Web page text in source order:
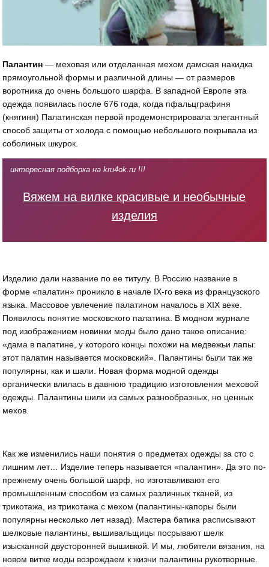
Палантин — меховая или отделанная мехом дамская накидка
прямоугольной формы и различной длины — от размеров
воротника до очень большого шарфа. В западной Европе эта
одежда появилась после 676 года, когда пфальцграфиня
(княгиня) Палатинская первой продемонстрировала элегантный
способ защиты от холода с помощью небольшого покрывала из
соболиных шкурок.
интересная подборка на kru4ok.ru !!!
Вяжем на вилке красивые и необычные
изделия
Изделию дали название по ее титулу. В Россию название в
форме «палатин» проникло в начале IХ-го века из французского
языка. Массовое увлечение палатином началось в XIX веке.
Появилось понятие московского палатина. В модном журнале
под изображением новинки моды было дано такое описание:
«дама в палатине, у которого концы похожи на медвежьи лапы:
этот палатин называется московский». Палантины были так же
популярны, как и шали. Новая форма модной одежды
органически влилась в давнюю традицию изготовления меховой
одежды. Палантины шили из самых разнообразных, но ценных
мехов.
Как же изменились наши понятия о предметах одежды за сто с
лишним лет… Изделие теперь называется «палантин». Да это по-
прежнему очень большой шарф, но изготавливают его
промышленным способом из самых различных тканей, из
трикотажа, из трикотажа с мехом (палантины-капоры были
популярны несколько лет назад). Мастера батика расписывают
шелковые палантины, вышивальщицы посрывают шелк
изысканной двусторонней вышивкой. И мы, любители вязания, на
новом витке моды возрождаем к жизни палантины рукотворные.